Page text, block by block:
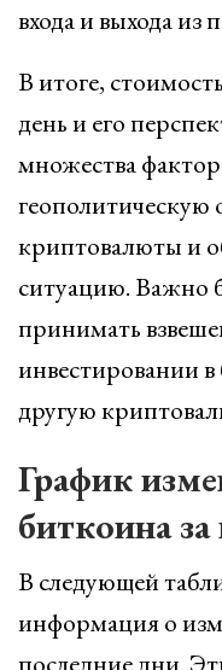
входа и выхода из
В итоге,
день и его
множества
геополитическую
криптовалюты и
ситуацию. Важно
принимать
инвестировании
другую
График
биткоина
В следующей
информация о